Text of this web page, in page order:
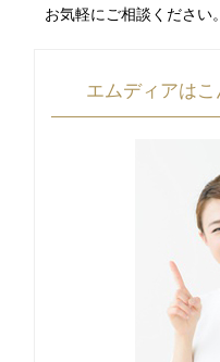
お気軽にご相談ください。
エムディアはこ